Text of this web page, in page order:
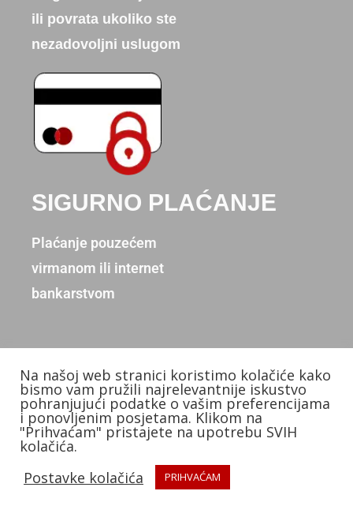
ili povrata ukoliko ste
nezadovoljni uslugom
SIGURNO PLAĆANJE
Plaćanje pouzećem
virmanom ili internet
bankarstvom
Copyright © 2026. Donum d.o.o.
Izradio: KB Studios
Na našoj web stranici koristimo kolačiće kako
bismo vam pružili najrelevantnije iskustvo
pohranjujući podatke o vašim preferencijama
i ponovljenim posjetama. Klikom na
"Prihvaćam" pristajete na upotrebu SVIH
kolačića.
Postavke kolačića
PRIHVAĆAM